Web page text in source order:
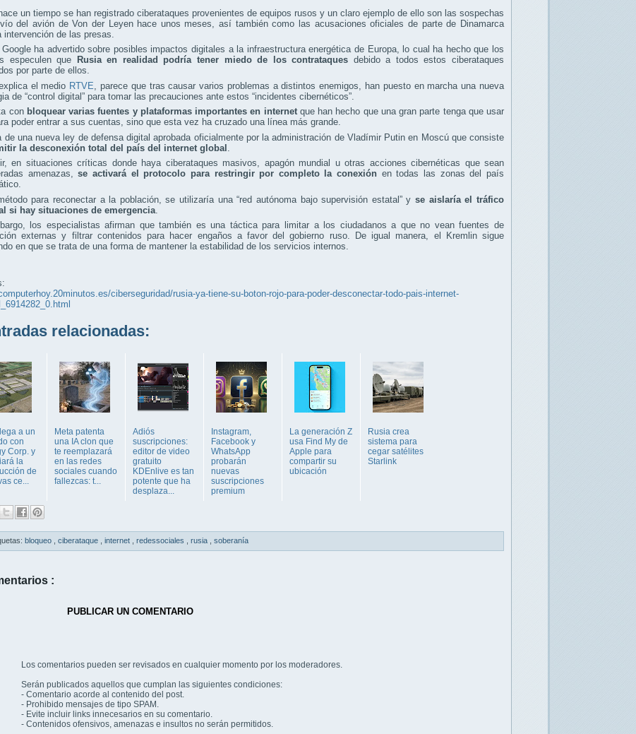
un tiempo se han registrado ciberataques provenientes de equipos rusos y un claro ejemplo de ello son las sospechas
del avión de Von der Leyen hace unos meses, así también como las acusaciones oficiales de parte de Dinamarca
intervención de las presas.
Google ha advertido sobre posibles impactos digitales a la infraestructura energética de Europa, lo cual ha hecho que los
especulen que
Rusia en realidad podría tener miedo de los contrataques debido a todos estos ciberataques
por parte de ellos.
el medio RTVE , parece que tras causar varios problemas a distintos enemigos, han puesto en marcha una nueva
de “control digital” para tomar las precauciones ante estos “incidentes cibernéticos”.
con bloquear varias fuentes y plataformas importantes en internet que han hecho que una gran parte tenga que usar
poder entrar a sus cuentas, sino que esta vez ha cruzado una línea más grande.
de una nueva ley de defensa digital aprobada oficialmente por la administración de Vladímir Putin en Moscú que consiste
la desconexión total del país del internet global
en situaciones críticas donde haya ciberataques masivos, apagón mundial u otras acciones cibernéticas que sean
amenazas,se activará el protocolo para restringir por completo la conexión en todas las zonas del país
para reconectar a la población, se utilizaría una “red autónoma bajo supervisión estatal” yse aislaría el tráfico
si hay situaciones de emergencia
los especialistas afirman que también es una táctica para limitar a los ciudadanos a que no vean fuentes de
externas y filtrar contenidos para hacer engaños a favor del gobierno ruso. De igual manera, el Kremlin sigue
en que se trata de una forma de mantener la estabilidad de los servicios internos.
ciberseguridad/rusia-ya-tiene-su-boton-rojo-para-poder-desconectar-todo-pais-internet-
relacionadas:
a un
con
Corp. y
la
de
ce...
Meta patenta
una IA clon que
te reemplazará
en las redes
sociales cuando
fallezcas: t...
Adiós
suscripciones:
editor de video
gratuito
KDEnlive es tan
potente que ha
desplaza...
Instagram,
Facebook y
WhatsApp
probarán
nuevas
suscripciones
premium
La generación Z
usa Find My de
Apple para
compartir su
ubicación
Rusia crea
sistema para
cegar satélites
Starlink
bloqueo ciberataque internet redessociales rusia soberanía
:
PUBLICAR UN COMENTARIO
Los comentarios pueden ser revisados en cualquier momento por los moderadores.
Serán publicados aquellos que cumplan las siguientes condiciones:
- Comentario acorde al contenido del post.
- Prohibido mensajes de tipo SPAM.
- Evite incluir links innecesarios en su comentario.
- Contenidos ofensivos, amenazas e insultos no serán permitidos.